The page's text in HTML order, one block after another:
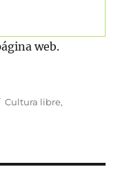
web.
Categorías
Cultura libre,